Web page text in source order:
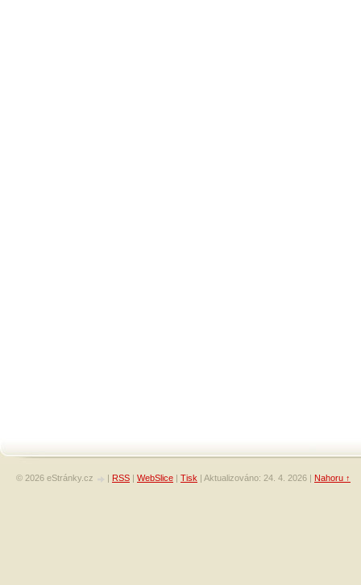
© 2026 eStránky.cz | RSS | WebSlice | Tisk | Aktualizováno: 24. 4. 2026 | Nahoru ↑